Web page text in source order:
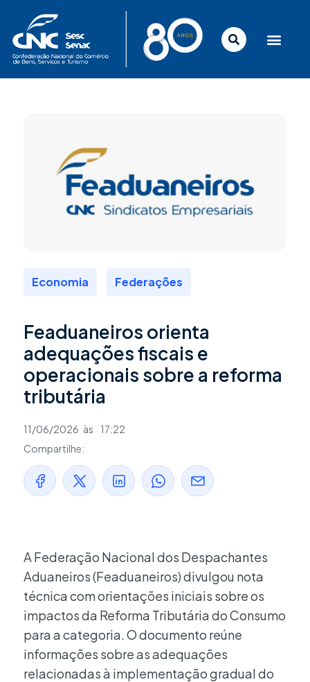
conteúdo
Economia Federações
Feaduaneiros orienta
adequações fiscais e
operacionais sobre a reforma
tributária
11/06/2026 às
17:22
Compartilhe:
A Federação Nacional dos Despachantes
Aduaneiros (Feaduaneiros) divulgou nota
técnica com orientações iniciais sobre os
impactos da Reforma Tributária do Consumo
para a categoria. O documento reúne
informações sobre as adequações
relacionadas à implementação gradual do